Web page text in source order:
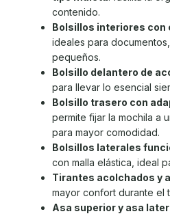
contenido.
Bolsillos interiores con
ideales para
pequeños.
Bolsillo delantero de
para llevar lo esencial
Bolsillo trasero con
permite fijar la mochila a
para mayor comodidad.
Bolsillos laterales
con malla elástica, ideal
Tirantes acolchados y
mayor confort durante el
Asa superior y asa